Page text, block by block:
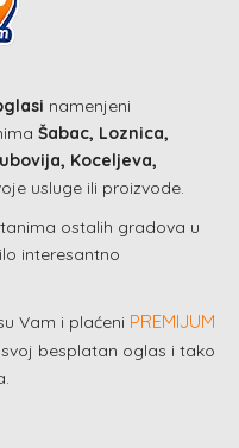
namenjeni
Šabac, Loznica,
Koceljeva,
usluge ili proizvode.
ostalih gradova u
interesantno
Vam i plaćeni PREMIJUM
besplatan oglas i tako